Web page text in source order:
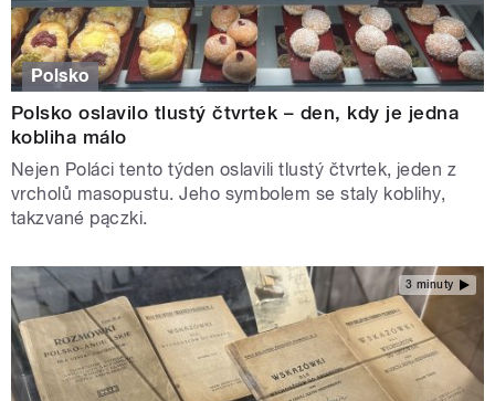
Polsko
Polsko oslavilo tlustý čtvrtek – den, kdy je jedna
kobliha málo
Nejen Poláci tento týden oslavili tlustý čtvrtek, jeden z
vrcholů masopustu. Jeho symbolem se staly koblihy,
takzvané pączki.
3 minuty